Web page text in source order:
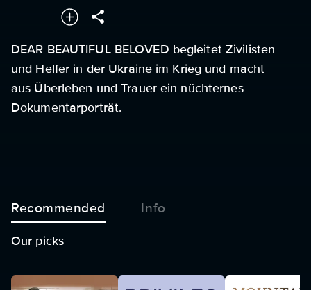
DEAR BEAUTIFUL BELOVED begleitet Zivilisten
und Helfer in der Ukraine im Krieg und macht
aus Überleben und Trauer ein nüchternes
Dokumentarporträt.
Recommended Info
Our picks